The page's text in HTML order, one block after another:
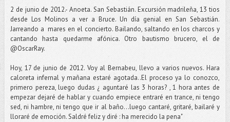
2 de junio de 2012.- Anoeta. San Sebastián. Excursión madrileña, 13 tios
desde Los Molinos a ver a Bruce. Un día genial en San Sebastián.
Jarreando a mares en el concierto. Bailando, saltando en los charcos y
cantando hasta quedarme afónica. Otro bautismo brucero, el de
@OscarRay.
Hoy, 17 de junio de 2012. Voy al Bernabeu, llevo a varios nuevos. Hara
caloreta infernal y mañana estaré agotada..El proceso ya lo conozco,
primero pereza, luego dudas ¿ aguntaré las 3 horas? , 1 hora antes de
empezar dejaré de hablar y cuando empiece entraré en trance, ni tengo
sed, ni hambre, ni tengo que ir al baño...luego cantaré, gritaré, bailaré y
lloraré de emoción. Saldré feliz y diré : ha merecido la pena"